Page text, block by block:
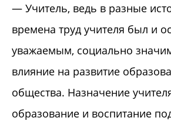
— Учитель, ведь в разные
времена труд учителя был и
уважаемым, социально
влияние на развитие
общества. Назначение
образование и воспитание